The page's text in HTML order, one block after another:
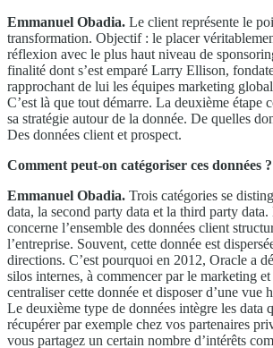
Emmanuel Obadia. Le client représente le
transformation. Objectif : le placer
réflexion avec le plus haut niveau de
finalité dont s’est emparé Larry Ellison,
rapprochant de lui les équipes marketing
C’est là que tout démarre. La deuxième étape
sa stratégie autour de la donnée. De quelles
Des données client et prospect.
Comment peut-on catégoriser ces données ?
Emmanuel Obadia. Trois catégories se
data, la second party data et la third party
concerne l’ensemble des données client
l’entreprise. Souvent, cette donnée est
directions. C’est pourquoi en 2012, Oracle a
silos internes, à commencer par le marketing
centraliser cette donnée et disposer d’une vue
Le deuxième type de données intègre les data
récupérer par exemple chez vos partenaires
vous partagez un certain nombre d’intérêts